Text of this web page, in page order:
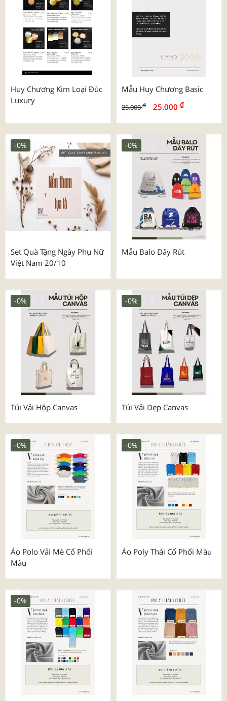
Huy Chương Kim Loại Đúc
Luxury
Mẫu Huy Chương Basic
25.000₫ 25.000 ₫
Set Quà Tặng Ngày Phụ Nữ
Việt Nam 20/10
-0%
Mẫu Balo Dây Rút
-0%
Túi Vải Hộp Canvas
-0%
Túi Vải Dẹp Canvas
-0%
Áo Polo Vải Mè Cổ Phối
Màu
-0%
Áo Poly Thái Cổ Phối Màu
-0%
-0%